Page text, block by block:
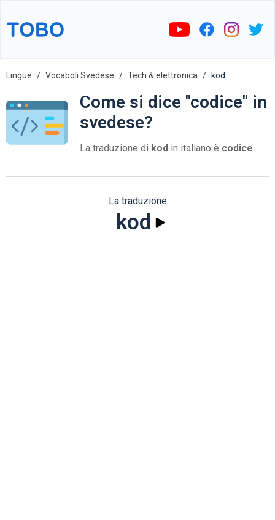
Lingue Vocaboli Svedese Tech & elettronica kod
Come si dice "codice" in
svedese?
La traduzione di kod in italiano è codice.
La traduzione
kod